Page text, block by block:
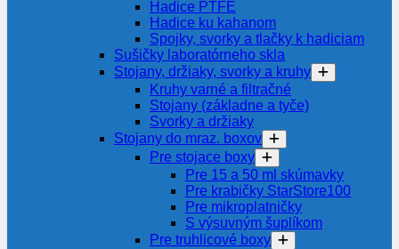
Hadice PTFE
Hadice ku kahanom
Spojky, svorky a tlačky k hadiciam
Sušičky laboratórneho skla
Stojany, držiaky, svorky a kruhy
Kruhy varné a filtračné
Stojany (základne a tyče)
Svorky a držiaky
Stojany do mraz. boxov
Pre stojace boxy
Pre 15 a 50 ml skúmavky
Pre krabičky StarStore100
Pre mikroplatničky
S výsuvným šuplíkom
Pre truhlicové boxy